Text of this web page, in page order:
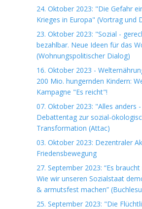
24. Oktober 2023: "Die Gefahr
Krieges in Europa" (Vortrag und
23. Oktober 2023: "Sozial -
bezahlbar. Neue Ideen für das
(Wohnungspolitischer Dialog)
16. Oktober 2023 -
200 Mio. hungernden Kindern:
Kampagne "Es reicht"!
07. Oktober 2023: "Alles anders
Debattentag zur sozial-
Transformation (Attac)
03. Oktober 2023: Dezentraler
Friedensbewegung
27. September 2023: “Es
Wie wir unseren Sozialstaat
& armutsfest machen”
25. September 2023: "Die